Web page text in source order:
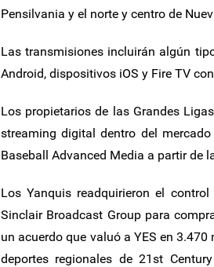
Pensilvania y el norte y centro de
Las transmisiones incluirán algún
Android, dispositivos iOS y Fire TV
Los propietarios de las Grandes
streaming digital dentro del
Baseball Advanced Media a partir de
Los Yanquis readquirieron el
Sinclair Broadcast Group para
un acuerdo que valuó a YES en
deportes regionales de 21st